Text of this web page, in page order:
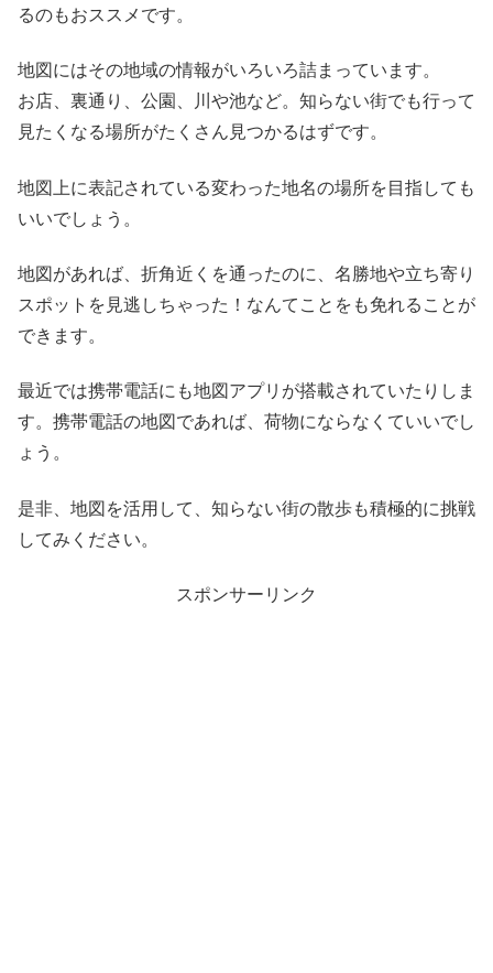
るのもおススメです。
地図にはその地域の情報がいろいろ詰まっています。
お店、裏通り、公園、川や池など。知らない街でも行って
見たくなる場所がたくさん見つかるはずです。
地図上に表記されている変わった地名の場所を目指しても
いいでしょう。
地図があれば、折角近くを通ったのに、名勝地や立ち寄り
スポットを見逃しちゃった！なんてことをも免れることが
できます。
最近では携帯電話にも地図アプリが搭載されていたりしま
す。携帯電話の地図であれば、荷物にならなくていいでし
ょう。
是非、地図を活用して、知らない街の散歩も積極的に挑戦
してみください。
スポンサーリンク